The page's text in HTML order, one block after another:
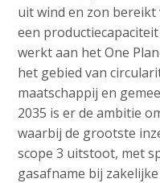
uit wind en zon bereikt
een productiecapaciteit
werkt aan het One
het gebied van
maatschappij en
2035 is er de ambitie
waarbij de grootste
scope 3 uitstoot, met
gasafname bij